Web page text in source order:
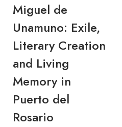
Miguel de
Unamuno: Exile,
Literary Creation
and Living
Memory in
Puerto del
Rosario